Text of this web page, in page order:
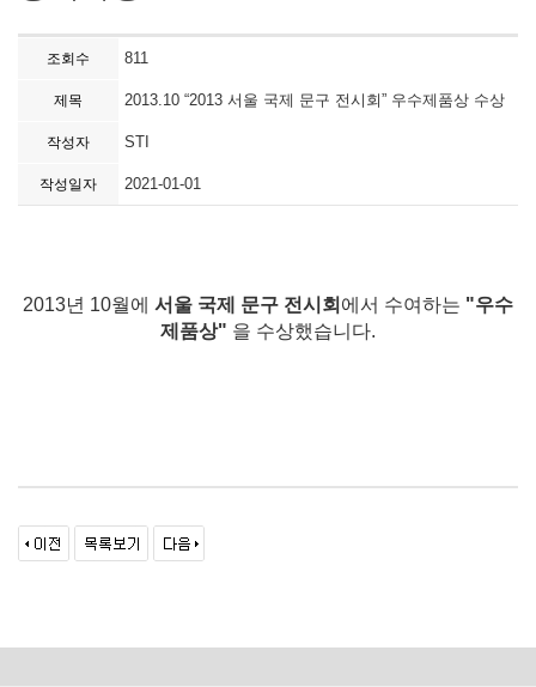
조회수 811
제목 2013.10 “2013 서울 국제 문구 전시회” 우수제품상 수상
작성자 STI
작성일자 2021-01-01
2013년 10월에 서울 국제 문구 전시회 에서 수여하는 "우수
제품상" 을 수상했습니다.